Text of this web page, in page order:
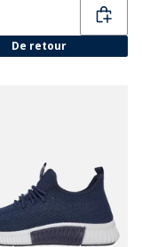
De retour